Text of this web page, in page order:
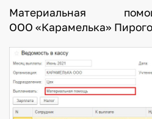
Материальная
ООО «Карамелька»